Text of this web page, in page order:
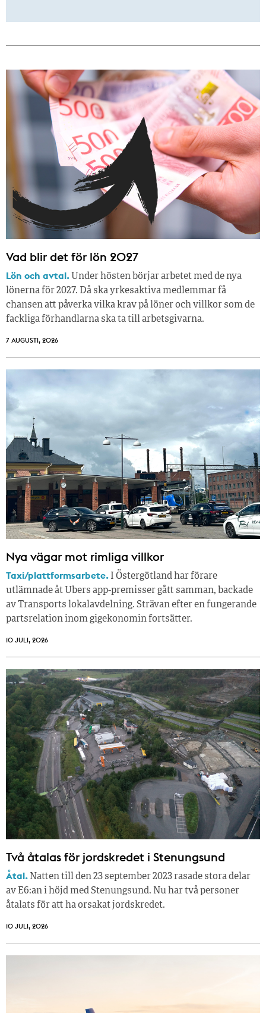
Vad blir det för lön 2027
Lön och avtal. Under hösten börjar arbetet med de nya
lönerna för 2027. Då ska yrkesaktiva medlemmar få
chansen att påverka vilka krav på löner och villkor som de
fackliga förhandlarna ska ta till arbetsgivarna.
7 AUGUSTI, 2026
Nya vägar mot rimliga villkor
Taxi/plattformsarbete. I Östergötland har förare
utlämnade åt Ubers app-premisser gått samman, backade
av Transports lokalavdelning. Strävan efter en fungerande
partsrelation inom gigekonomin fortsätter.
10 JULI, 2026
Två åtalas för jordskredet i Stenungsund
Åtal. Natten till den 23 september 2023 rasade stora delar
av E6:an i höjd med Stenungsund. Nu har två personer
åtalats för att ha orsakat jordskredet.
10 JULI, 2026